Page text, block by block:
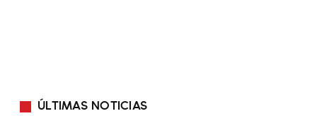
ÚLTIMAS NOTICIAS